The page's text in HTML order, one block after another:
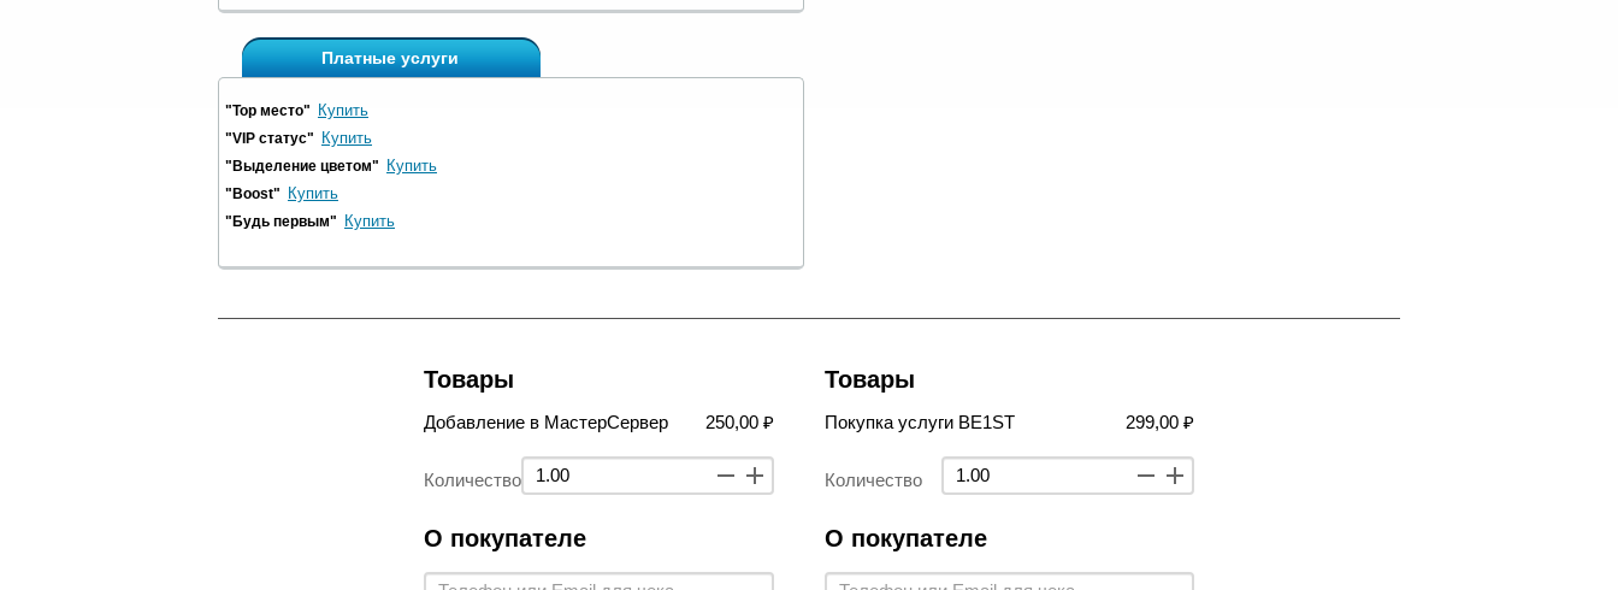
Платные услуги
"Top место" Купить
"VIP статус" Купить
"Выделение цветом" Купить
"Boost" Купить
"Будь первым" Купить
Товары
Добавление в МастерСервер 250,00 ₽
Количество
О покупателе
Товары
Покупка услуги BE1ST 299,00 ₽
Количество
О покупателе